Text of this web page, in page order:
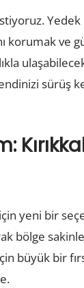
korumak ve
sürüş
yeni bir
bölge
büyük bir